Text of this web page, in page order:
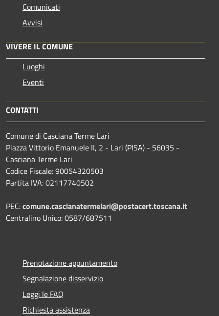
Comunicati
Avvisi
VIVERE IL COMUNE
Luoghi
Eventi
CONTATTI
Comune di Casciana Terme Lari
Piazza Vittorio Emanuele II, 2 - Lari (PISA) - 56035 -
Casciana Terme Lari
Codice Fiscale: 90054320503
Partita IVA: 02117740502
PEC:comune.cascianatermelari@postacert.toscana.it
Centralino Unico: 0587/687511
Prenotazione appuntamento
Segnalazione disservizio
Leggi le FAQ
Richiesta assistenza